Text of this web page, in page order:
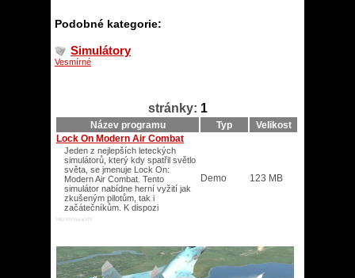
Podobné kategorie:
Simulátory
Vesmírné
stránky: 1
Název programu Typ
Velikost
Lock On Modern Air Combat
Jeden z nejlepších leteckých
simulátorů, který kdy spatřil světlo
světa, se jmenuje Lock On:
Modern Air Combat. Tento
simulátor nabídne herní vyžití jak
zkušeným pilotům, tak i
začátečníkům. K dispozi
ME/XP/Vista/XP/
Demo 123 MB